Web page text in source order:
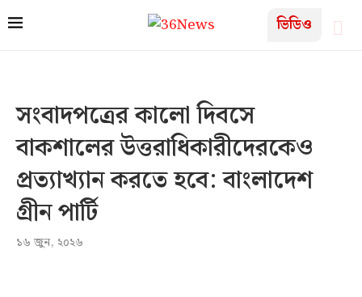
ভিডিও
সংবাদপত্রের কালো দিবসে
বাকশালের উত্তরাধিকারীদেরকেও
প্রত্যাখ্যান করতে হবে: বাংলাদেশ
গ্রীন পার্টি
১৬ জুন, ২০২৬